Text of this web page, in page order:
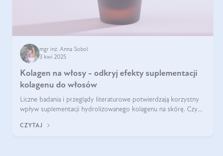
mgr inż. Anna Sobol
3 kwi 2025
Kolagen na włosy - odkryj efekty suplementacji
kolagenu do włosów
Liczne badania i przeglądy literaturowe potwierdzają korzystny
wpływ suplementacji hydrolizowanego kolagenu na skórę. Czy
CZYTAJ